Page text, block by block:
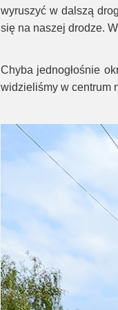
wyruszyć w dalszą
się na naszej drodze.
Chyba jednogłośnie
widzieliśmy w centrum